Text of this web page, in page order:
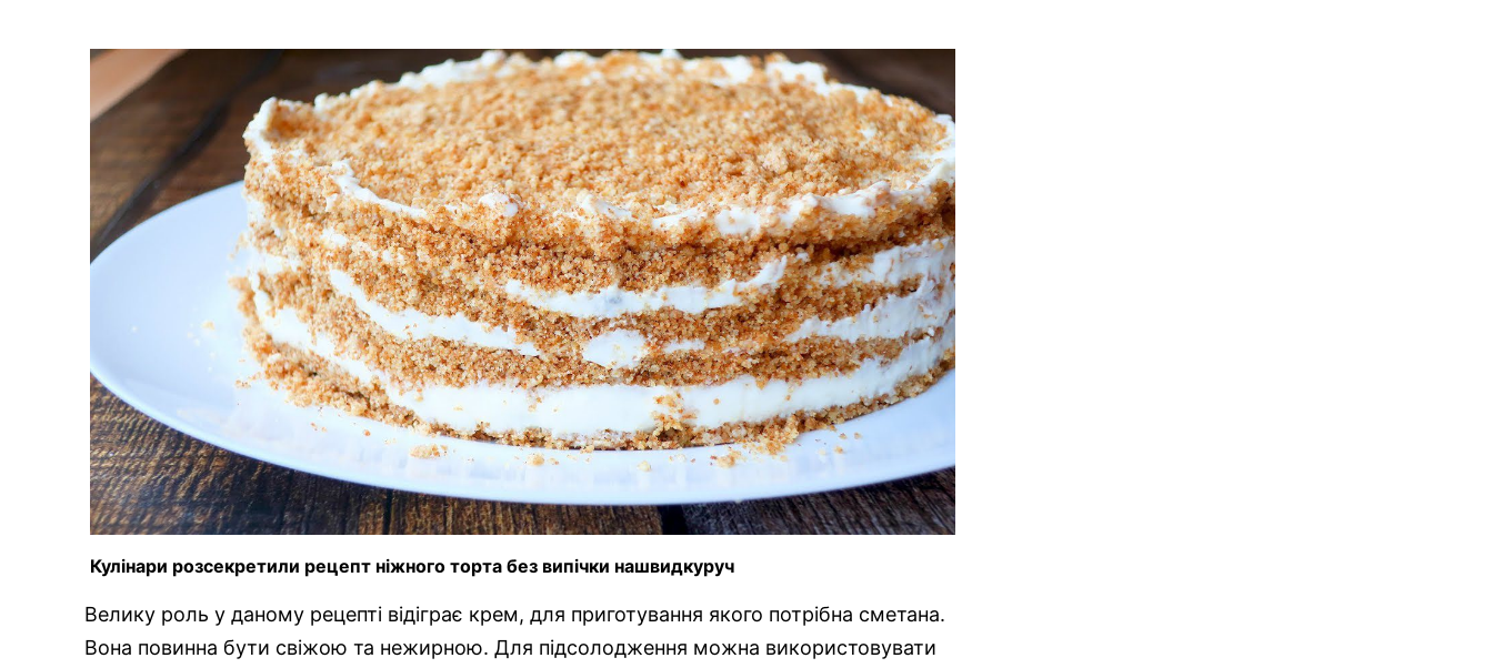
Кулінари розсекретили рецепт ніжного торта без випічки нашвидкуруч
Велику роль у даному рецепті відіграє крем, для приготування якого потрібна сметана.
Вона повинна бути свіжою та нежирною. Для підсолодження можна використовувати